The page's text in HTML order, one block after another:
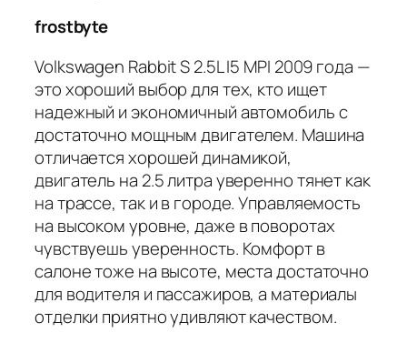
frostbyte
Volkswagen Rabbit S 2.5L I5 MPI 2009 года —
это хороший выбор для тех, кто ищет
надежный и экономичный автомобиль с
достаточно мощным двигателем. Машина
отличается хорошей динамикой,
двигатель на 2.5 литра уверенно тянет как
на трассе, так и в городе. Управляемость
на высоком уровне, даже в поворотах
чувствуешь уверенность. Комфорт в
салоне тоже на высоте, места достаточно
для водителя и пассажиров, а материалы
отделки приятно удивляют качеством.